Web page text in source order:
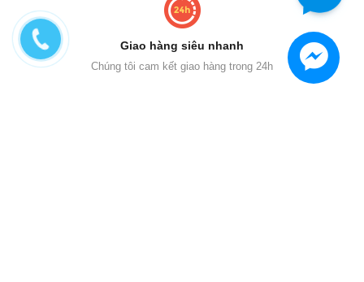
Giao hàng siêu nhanh
Chúng tôi cam kết giao hàng trong 24h